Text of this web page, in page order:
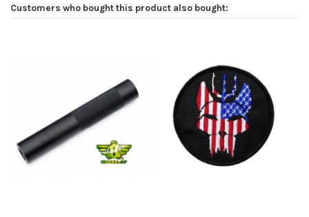
Customers who bought this product also bought: